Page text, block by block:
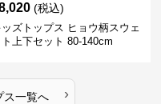
(税込)
ッズトップス ヒョウ柄スウェ
ト上下セット 80-140cm
ス一覧へ ›